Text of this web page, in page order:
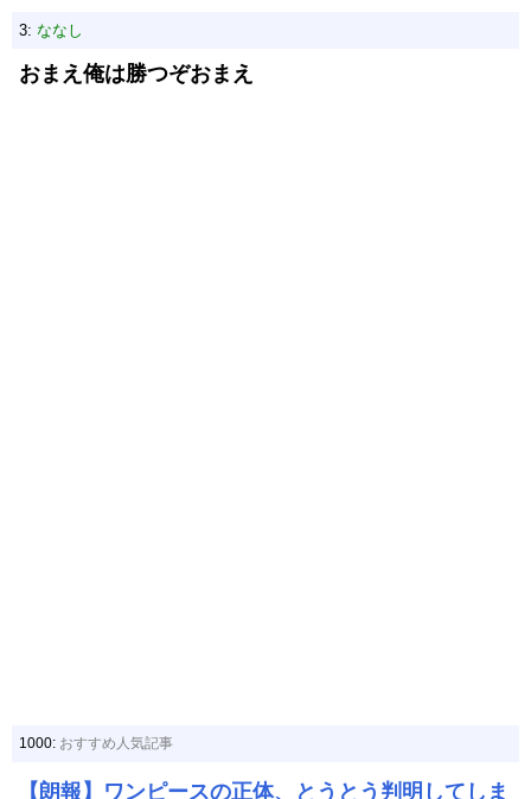
3: ななし
おまえ俺は勝つぞおまえ
1000: おすすめ人気記事
【朗報】ワンピースの正体、とうとう判明してしま